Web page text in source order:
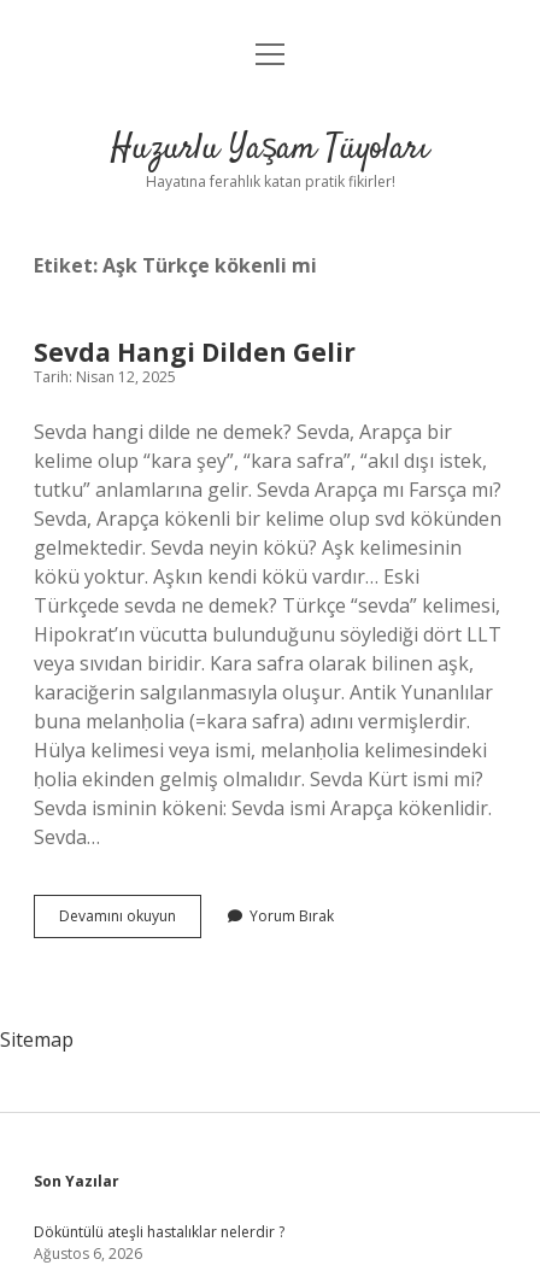
Anasayfa
Yasal Uyarı
menüyü
Huzurlu Yaşam Tüyoları
Hayatına ferahlık katan pratik fikirler!
Etiket:Aşk Türkçe kökenli mi
Sevda Hangi Dilden Gelir
Tarih: Nisan 12, 2025
Sevda hangi dilde ne demek? Sevda, Arapça bir
kelime olup “kara şey”, “kara safra”, “akıl dışı istek,
tutku” anlamlarına gelir. Sevda Arapça mı Farsça mı?
Sevda, Arapça kökenli bir kelime olup svd kökünden
gelmektedir. Sevda neyin kökü? Aşk kelimesinin
kökü yoktur. Aşkın kendi kökü vardır… Eski
Türkçede sevda ne demek? Türkçe “sevda” kelimesi,
Hipokrat’ın vücutta bulunduğunu söylediği dört LLT
veya sıvıdan biridir. Kara safra olarak bilinen aşk,
karaciğerin salgılanmasıyla oluşur. Antik Yunanlılar
buna melanḥolia (=kara safra) adını vermişlerdir.
Hülya kelimesi veya ismi, melanḥolia kelimesindeki
ḥolia ekinden gelmiş olmalıdır. Sevda Kürt ismi mi?
Sevda isminin kökeni: Sevda ismi Arapça kökenlidir.
Sevda…
Devamını okuyun
Hangi
Yorum Bırak
Sitemap
Sidebar
Son Yazılar
Döküntülü ateşli hastalıklar nelerdir ?
Ağustos 6, 2026